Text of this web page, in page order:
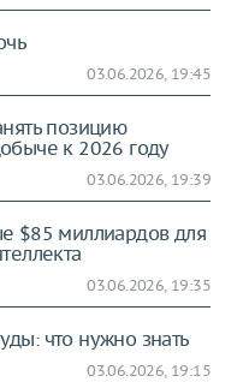
03.06.2026, 19:45
позицию
к 2026 году
03.06.2026, 19:39
$85 миллиардов для
03.06.2026, 19:35
что нужно знать
03.06.2026, 19:15